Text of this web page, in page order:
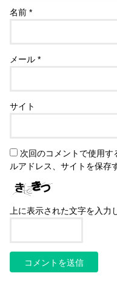
名前*
メール*
サイト
次回のコメントで使用
ルアドレス、サイトを保存
上に表示された文字を入力